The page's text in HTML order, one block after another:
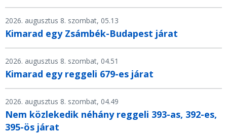
2026. augusztus 8. szombat, 05.13
Kimarad egy Zsámbék-Budapest járat
2026. augusztus 8. szombat, 04.51
Kimarad egy reggeli 679-es járat
2026. augusztus 8. szombat, 04.49
Nem közlekedik néhány reggeli 393-as, 392-es,
395-ös járat